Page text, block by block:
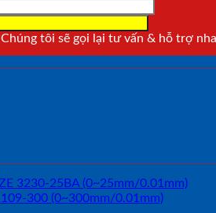
Chúng tôi sẽ gọi lại tư vấn & hỗ trợ